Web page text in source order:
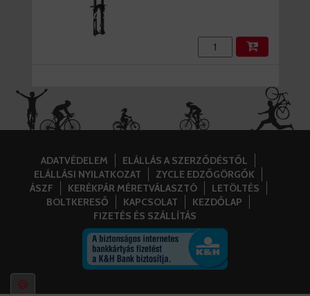
🍪
ADATVÉDELEM
ELÁLLÁS A SZERZŐDÉSTŐL
ELÁLLÁSI NYILATKOZAT
ZYCLE EDZŐGÖRGŐK
ÁSZF
KERÉKPÁR MÉRETVÁLASZTÓ
LETÖLTÉS
BOLTKERESŐ
KAPCSOLAT
KEZDŐLAP
FIZETÉS ÉS SZÁLLÍTÁS